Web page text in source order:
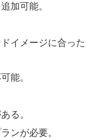
加可能。
イメージに合った
能。
る。
ンが必要。